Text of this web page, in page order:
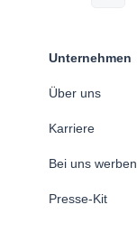
Unternehmen
Über uns
Karriere
Bei uns werben
Presse-Kit